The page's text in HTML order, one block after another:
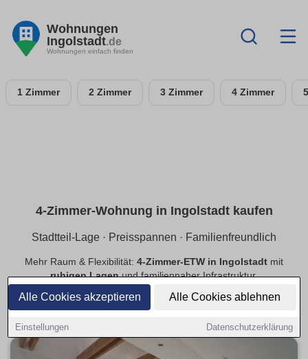
Alle Cookies akzeptieren Alle Cookies ablehnen
Einstellungen Datenschutzerklärung
Wohnungen
Ingolstadt.de
Wohnungen einfach finden
1 Zimmer 2 Zimmer 3 Zimmer 4 Zimmer
4-Zimmer-Wohnung in Ingolstadt kaufen
Stadtteil-Lage · Preisspannen · Familienfreundlich
Mehr Raum & Flexibilität: 4-Zimmer-ETW in Ingolstadt mit
ruhigen Lagenund familiennaher Infrastruktur.
provisionsfrei
Vergleich.